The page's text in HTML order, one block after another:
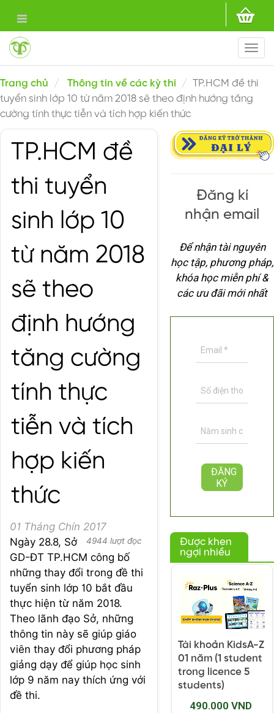
Trang chủ Thông tin về các kỳ thi
TP.HCM đề thi
tuyển sinh lớp 10 từ năm 2018 sẽ theo định hướng tăng
cường tính thực tiễn và tích hợp kiến thức
TP.HCM đề
thi tuyển
sinh lớp 10
từ năm 2018
sẽ theo
định hướng
tăng cường
tính thực
tiễn và tích
hợp kiến
thức
01 Tháng Chín 2017
4944 lượt đọc
Ngày 28.8, Sở
GD-ĐT TP.HCM công bố
những thay đổi trong đề thi
tuyển sinh lớp 10 bắt đầu
thực hiện từ năm 2018.
Theo lãnh đạo Sở, những
thông tin này sẽ giúp giáo
viên thay đổi phương pháp
giảng dạy để giúp học sinh
lớp 9 năm nay thích ứng với
đề thi.
Đăng kí
nhận email
Để nhận tài nguyên
học tập, phương pháp,
khóa học miễn phí &
các ưu đãi mới nhất
Được khen
ngợi nhiều
Tài khoản KidsA-Z
01 năm (1 student
trong licence 5
students)
490.000 VND